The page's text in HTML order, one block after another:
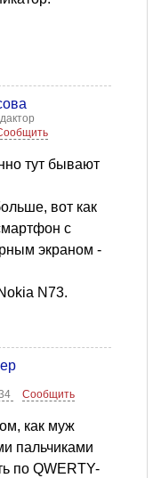
тут бывают
вот как
с
экраном -
N73.
Сообщить
как муж
пальчиками
по QWERTY-